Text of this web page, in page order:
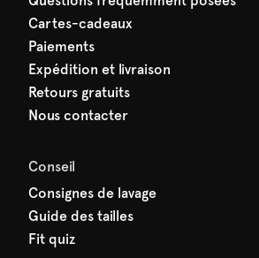
Cartes-cadeaux
Paiements
Expédition et livraison
Retours gratuits
Nous contacter
Conseil
Consignes de lavage
Guide des tailles
Fit quiz